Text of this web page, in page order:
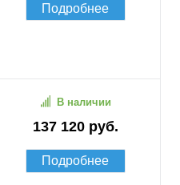
Подробнее
137 120 руб.
В наличии
Подробнее